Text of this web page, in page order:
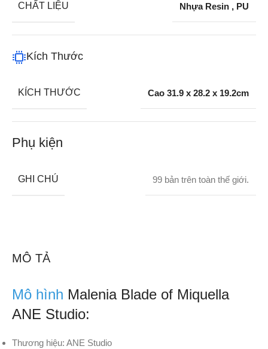
MÔ TẢ
Mô hình Malenia Blade of Miquella
ANE Studio:
Thương hiệu: ANE Studio
CHẤT LIỆU Nhựa Resin , PU
Kích Thước
KÍCH THƯỚC Cao 31.9 x 28.2 x 19.2cm
Phụ kiện
GHI CHÚ 99 bản trên toàn thế giới.